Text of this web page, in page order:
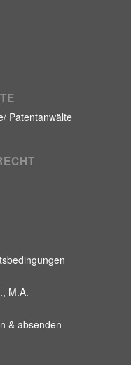
Patentanwälte
M.A.
& absenden